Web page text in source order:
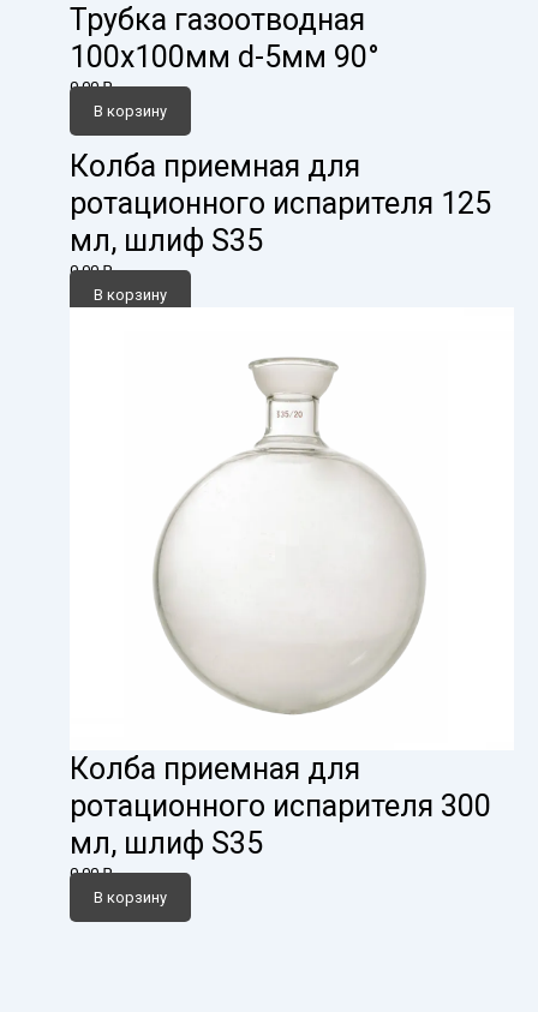
Трубка газоотводная
100х100мм d-5мм 90°
0,00₽
В корзину
Колба приемная для
ротационного испарителя 125
мл, шлиф S35
0,00₽
В корзину
Колба приемная для
ротационного испарителя 300
мл, шлиф S35
0,00₽
В корзину